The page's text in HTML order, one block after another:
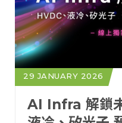
29 JANUARY 2026
AI Infra 解鎖